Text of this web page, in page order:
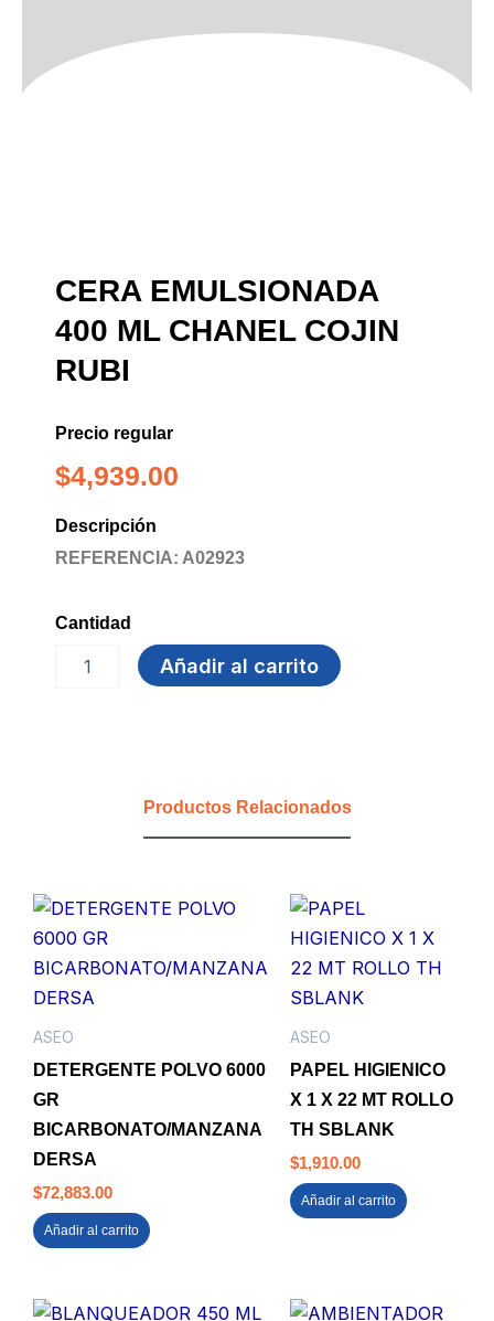
CERA EMULSIONADA
400 ML CHANEL COJIN
RUBI
Precio regular
$4,939.00
Descripción
REFERENCIA: A02923
Cantidad
EMULSIONADAAñadir al carrito
Productos Relacionados
ASEO
DETERGENTE POLVO 6000
GR
BICARBONATO/MANZANA
DERSA
$72,883.00
Añadir al carrito
ASEO
PAPEL HIGIENICO
X 1 X 22 MT ROLLO
TH SBLANK
$1,910.00
Añadir al carrito